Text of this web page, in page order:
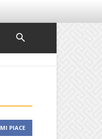
MI PIACE